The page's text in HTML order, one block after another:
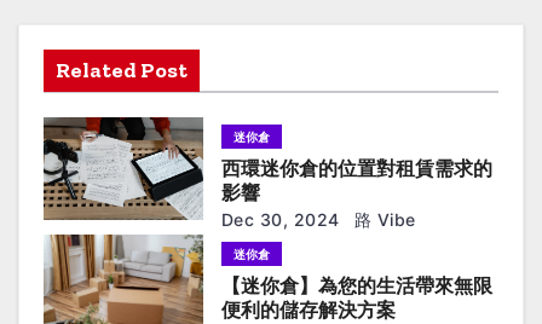
i
g
a
t
i
o
Related Post
迷你倉
西環迷你倉的位置對租賃需求的
影響
Dec 30, 2024 路 Vibe
迷你倉
【迷你倉】為您的生活帶來無限
便利的儲存解決方案